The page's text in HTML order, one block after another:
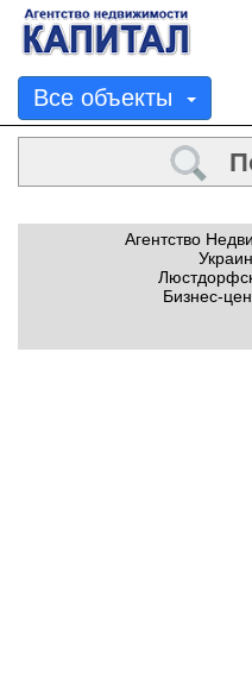
Все объекты
Агентство
Бизнес-